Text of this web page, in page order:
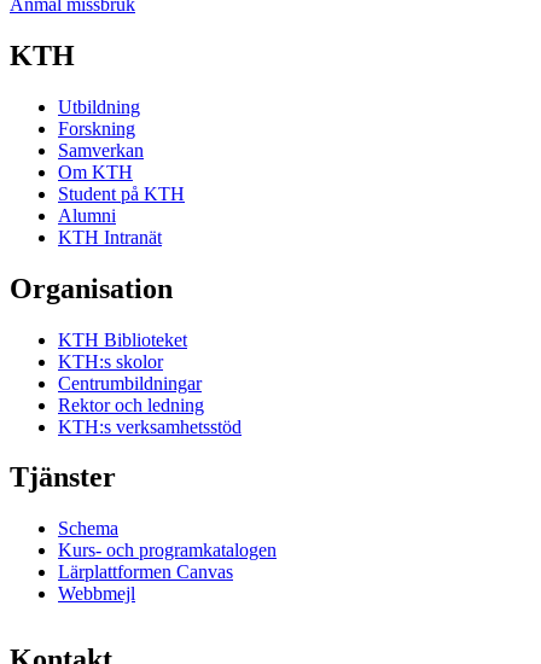
Anmäl missbruk
KTH
Utbildning
Forskning
Samverkan
Om KTH
Student på KTH
Alumni
KTH Intranät
Organisation
KTH Biblioteket
KTH:s skolor
Centrumbildningar
Rektor och ledning
KTH:s verksamhetsstöd
Tjänster
Schema
Kurs- och programkatalogen
Lärplattformen Canvas
Webbmejl